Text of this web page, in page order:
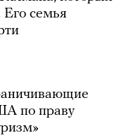
Его семья
по праву